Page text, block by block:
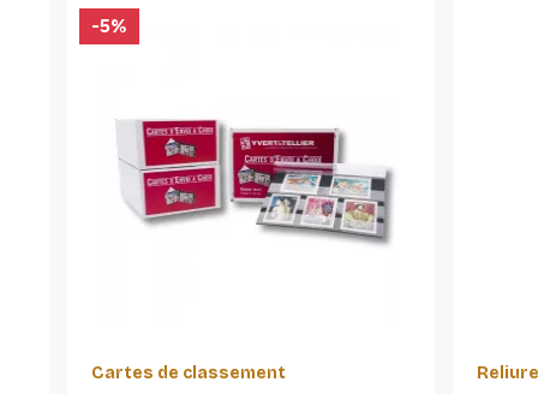
Cartes de classement
-5%